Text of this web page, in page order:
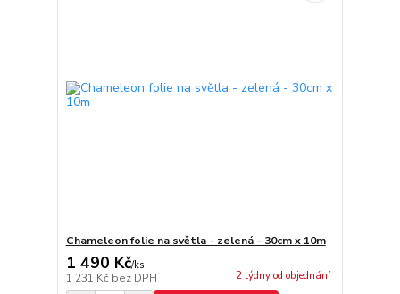
Chameleon folie na světla - zelená - 30cm x 10m
1 490 Kč/ks
1 231 Kč bez DPH 2 týdny od objednání